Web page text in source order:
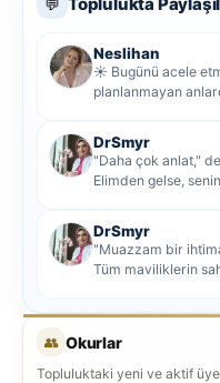
Neslihan
☀️ Bugünü acele
planlanmayan
DrSmyr
"Daha çok anlat,"
Elimden gelse,
DrSmyr
"Muazzam bir
Tüm maviliklerin
👥 Okurlar
Topluluktaki yeni ve aktif